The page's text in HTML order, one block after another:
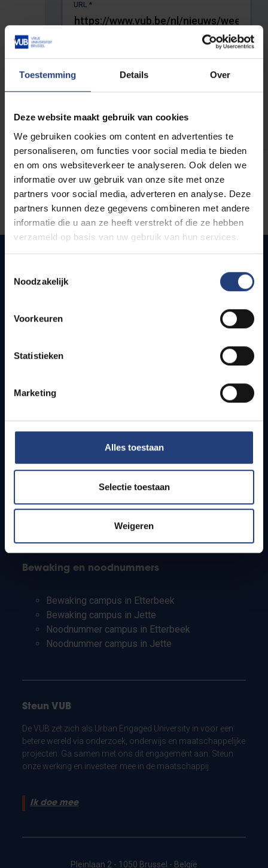
Toestemming Details Over
Deze website maakt gebruik van cookies
We gebruiken cookies om content en advertenties te
personaliseren, om functies voor social media te bieden
en om ons websiteverkeer te analyseren. Ook delen we
informatie over uw gebruik van onze site met onze
partners voor social media, adverteren en analyse. Deze
partners kunnen deze gegevens combineren met andere
informatie die u aan ze heeft verstrekt of die ze hebben
verzameld op basis van uw gebruik van hun services.
Noodzakelijk
Voorkeuren
Statistieken
Marketing
Alles toestaan
Selectie toestaan
Weigeren
URL *
De volledige URL van de pagina waar je de fout zag.
Snel naar
Bereikbaarheid
Studenten
PhD-studenten
Leerkrachten en secundaire scholen
Bewaking en noodnummers
Bewaking campus in Etterbeek
Bewaking campus in Jette
Noodnummer campus in Etterbeek
Noodnummer campus in Jette
Steun VUB
De VUB zet zich als Urban Engaged University in voor een
betere wereld via onderzoek, onderwijs en maatschappelijke
projecten. Ga samen met ons dit engagement aan. Steun
onze werking en investeer mee in de maatschappij.
Ik doe mee
Pleinlaan 2 - 1050 Brussel - België